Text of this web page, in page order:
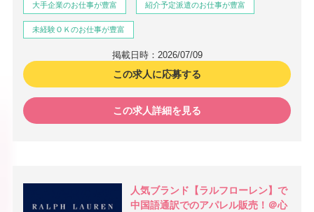
大手企業のお仕事が豊富 紹介予定派遣のお仕事が豊富
未経験ＯＫのお仕事が豊富
掲載日時：2026/07/09
この求人に応募する
この求人詳細を見る
人気ブランド【ラルフローレン】で
中国語通訳でのアパレル販売！＠心